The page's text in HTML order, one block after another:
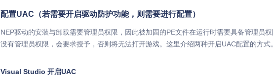
配置UAC（若需要开启驱动防护功能，则需要进行配置）
NEP驱动的安装与卸载需要管理员权限，因此被加固的PE文件在运行时需要具备管理员
没有管理员权限，会要求授予，否则将无法打开游戏。这里介绍两种开启UAC配置的方式。
Visual Studio 开启UAC